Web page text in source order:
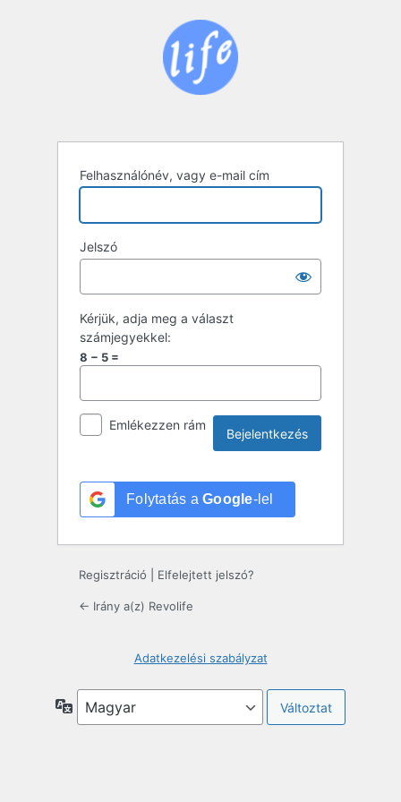
Felhasználónév, vagy e-mail cím
Jelszó
Kérjük, adja meg a választ
számjegyekkel:
8 − 5 =
Emlékezzen rám
Folytatás a Google-lel
Regisztráció Elfelejtett jelszó?
← Irány a(z) Revolife
Adatkezelési szabályzat
Nyelv